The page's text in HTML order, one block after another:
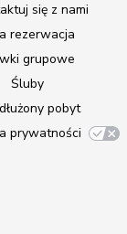
się z nami
rezerwacja
grupowe
Śluby
pobyt
prywatności